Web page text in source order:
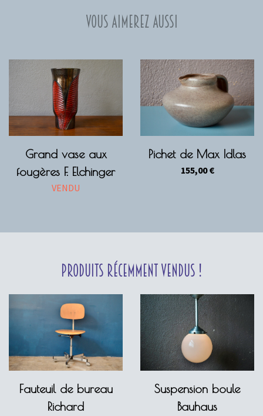
Vous aimerez aussi
Grand vase aux
fougères F. Elchinger
VENDU
Pichet de Max Idlas
155,00€
Produits récemment vendus !
Fauteuil de bureau
Richard
Suspension boule
Bauhaus